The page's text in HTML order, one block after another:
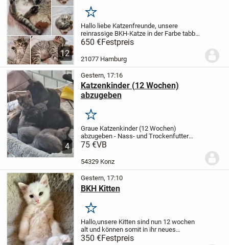
12
Merken
Hallo liebe Katzenfreunde, unsere
reinrassige BKH-Katze in der Farbe tabby
point hat am 23.06.2026 sieben Kitten mit
traumhaft flauschigem Fell zur Welt
gebracht. Sie tragen die Fellfarbe black...
650 €Festpreis
21077 Hamburg
4
Gestern, 17:16
Katzenkinder (12 Wochen)
abzugeben
Merken
Graue Katzenkinder (12 Wochen)
abzugeben - Nass- und Trockenfutter
gewöhnt- benutzen Katzenklo
Fremden schüchtern
75 €VB
54329 Konz
Gestern, 17:10
BKH Kitten
Merken
Hallo,unsere Kitten sind nun 12 wochen
alt und können somit in ihr neues
Zuhause ziehen.Sie sind mit Kindern
350 €Festpreis